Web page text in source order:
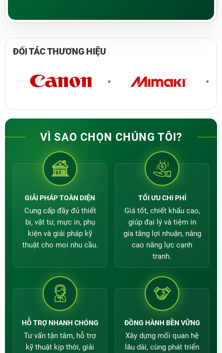
ĐỐI TÁCTHƯƠNG HIỆU
VÌ SAO CHỌN CHÚNG TÔI?
GIẢI PHÁP TOÀN DIỆN
Cung cấp đầy đủ thiết
bị, vật tư, mực in, phụ
kiện và giải pháp kỹ
thuật cho mọi nhu cầu.
TỐI ƯU CHI PHÍ
Giá tốt, chiết khấu cao,
giúp đại lý và tiệm in
gia tăng lợi nhuận, nâng
cao năng lực cạnh
tranh.
HỖ TRỢ NHANH CHÓNG
Tư vấn tận tâm, hỗ trợ
kỹ thuật kịp thời, giải
ĐỒNG HÀNH BỀN VỮNG
Xây dựng mối quan hệ
lâu dài, cùng phát triển